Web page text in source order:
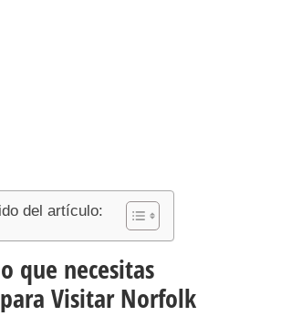
del artículo:
que necesitas
Visitar Norfolk